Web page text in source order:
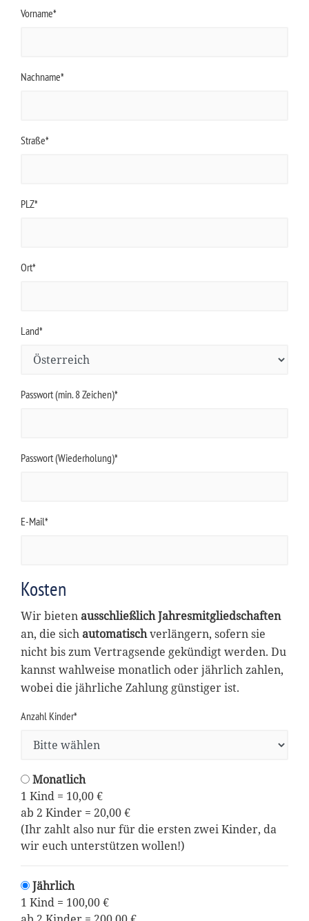
Vorname*
Nachname*
Straße*
PLZ*
Ort*
Land*
Passwort (min. 8 Zeichen)*
Passwort (Wiederholung)*
E-Mail*
Kosten
Wir bietenausschließlich Jahresmitgliedschaften
an, die sichautomatischverlängern, sofern sie
nicht bis zum Vertragsende gekündigt werden. Du
kannst wahlweise monatlich oder jährlich zahlen,
wobei die jährliche Zahlung günstiger ist.
Anzahl Kinder*
Monatlich
1 Kind = 10,00 €
ab 2 Kinder = 20,00 €
(Ihr zahlt also nur für die ersten zwei Kinder, da
wir euch unterstützen wollen!)
Jährlich
1 Kind = 100,00 €